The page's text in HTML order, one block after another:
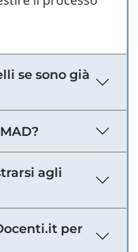
se sono già
agli
per